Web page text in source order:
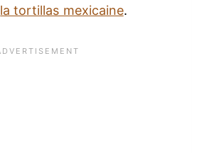
la tortillas mexicaine.